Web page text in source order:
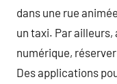
dans une rue
un taxi. Par ailleurs,
numérique,
Des applications